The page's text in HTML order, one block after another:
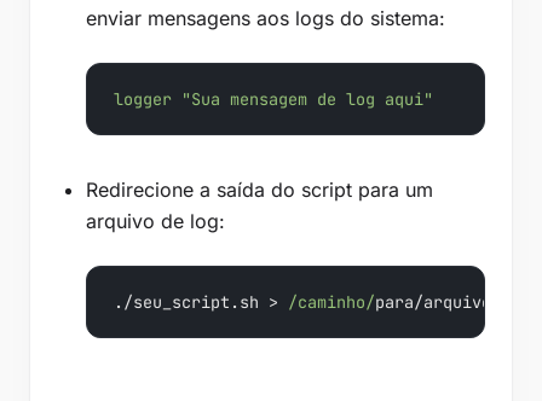
enviar mensagens aos logs do sistema:
logger "Sua mensagem de log aqui"
Redirecione a saída do script para um
arquivo de log:
./seu_script.sh > /caminho/para/arquivo_log.